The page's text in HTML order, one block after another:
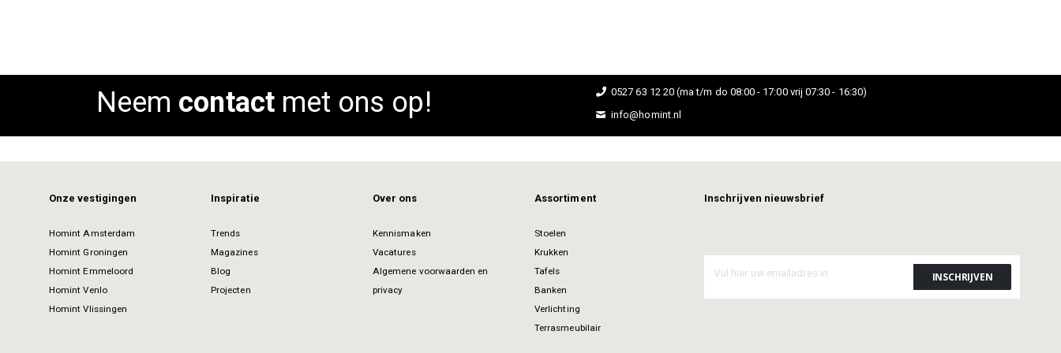
Neem contactmet ons op!
0527 63 12 20 (ma t/m do 08:00 - 17:00 vrij 07:30 - 16:30)
info@homint.nl
Onze vestigingen
Homint Amsterdam
Homint Groningen
Homint Emmeloord
Homint Venlo
Homint Vlissingen
Inspiratie
Trends
Magazines
Blog
Projecten
Over ons
Kennismaken
Vacatures
Algemene voorwaarden en
privacy
Assortiment
Stoelen
Krukken
Tafels
Banken
Verlichting
Terrasmeubilair
Inschrijven nieuwsbrief